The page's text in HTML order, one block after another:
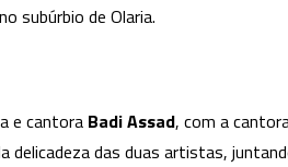
subúrbio de Olaria.
e cantora Badi Assad, com a
delicadeza das duas artistas,